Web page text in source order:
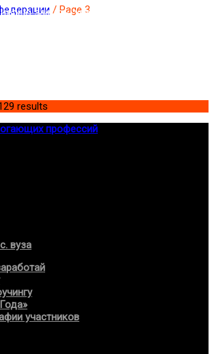
/ Page 3
целью защиты участников (ФЗ № 152 «О
results
вуза
участников